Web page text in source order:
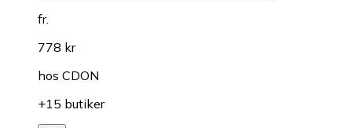
fr.
778 kr
hos CDON
+15 butiker